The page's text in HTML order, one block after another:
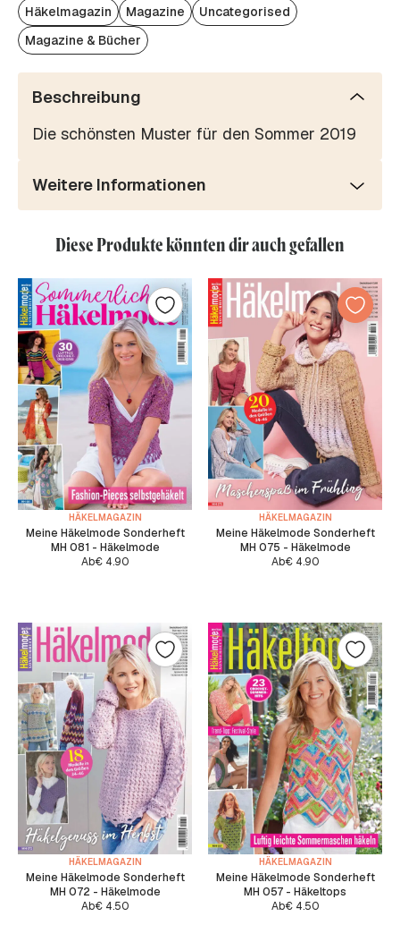
Häkelmagazin Magazine
Uncategorised
Magazine & Bücher
Beschreibung
Die schönsten Muster für den Sommer 2019
Weitere Informationen
Diese Produkte könnten dir auch gefallen
HÄKELMAGAZIN
Meine Häkelmode Sonderheft
MH 081 - Häkelmode
Ab€4.90
HÄKELMAGAZIN
Meine Häkelmode Sonderheft
MH 075 - Häkelmode
Ab€4.90
HÄKELMAGAZIN
Meine Häkelmode Sonderheft
MH 072 - Häkelmode
Ab€4.50
HÄKELMAGAZIN
Meine Häkelmode Sonderheft
MH 057 - Häkeltops
Ab€4.50